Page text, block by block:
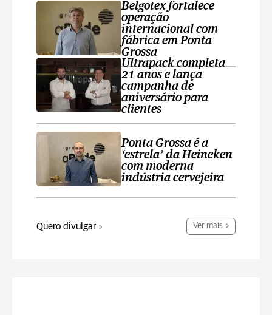
Belgotex fortalece
operação
internacional com
fábrica em Ponta
Grossa
Ultrapack completa
21 anos e lança
campanha de
aniversário para
clientes
Ponta Grossa é a
‘estrela’ da Heineken
com moderna
indústria cervejeira
Quero divulgar Ver mais